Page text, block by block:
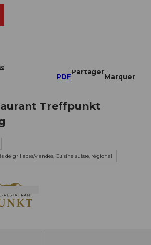
PDF
Partager
Marquer
Treffpunkt
de grillades/viandes, Cuisine suisse, régional